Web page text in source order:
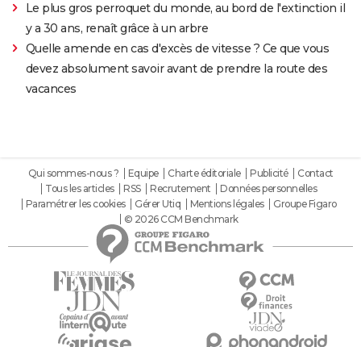
Le plus gros perroquet du monde, au bord de l'extinction il
y a 30 ans, renaît grâce à un arbre
Quelle amende en cas d'excès de vitesse ? Ce que vous
devez absolument savoir avant de prendre la route des
vacances
Qui sommes-nous ? Equipe Charte éditoriale Publicité
Contact
Tous les articles
RSS Recrutement
Données personnelles
Paramétrer les cookies
Gérer Utiq Mentions légales
Groupe Figaro
© 2026 CCM Benchmark